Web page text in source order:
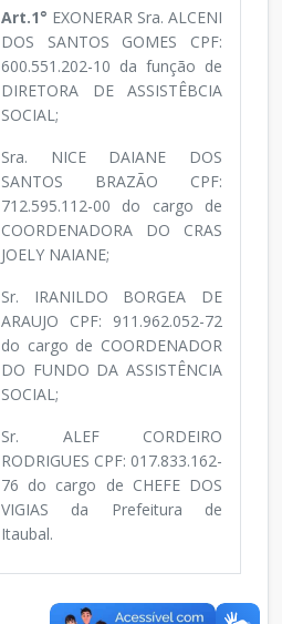
Art.1° EXONERAR Sra. ALCENI
DOS SANTOS GOMES CPF:
600.551.202-10 da função de
DIRETORA DE ASSISTÊBCIA
SOCIAL;
Sra. NICE DAIANE DOS
SANTOS BRAZÃO CPF:
712.595.112-00 do cargo de
COORDENADORA DO CRAS
JOELY NAIANE;
Sr. IRANILDO BORGEA DE
ARAUJO CPF: 911.962.052-72
do cargo de COORDENADOR
DO FUNDO DA ASSISTÊNCIA
SOCIAL;
Sr. ALEF CORDEIRO
RODRIGUES CPF: 017.833.162-
76 do cargo de CHEFE DOS
VIGIAS da Prefeitura de
Itaubal.